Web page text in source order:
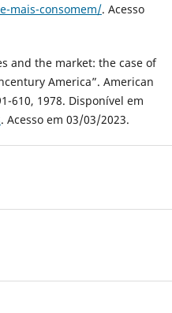
mais-consomem/. Acesso
and the market: the case of
America”. American
610, 1978. Disponível em
. Acesso em 03/03/2023.